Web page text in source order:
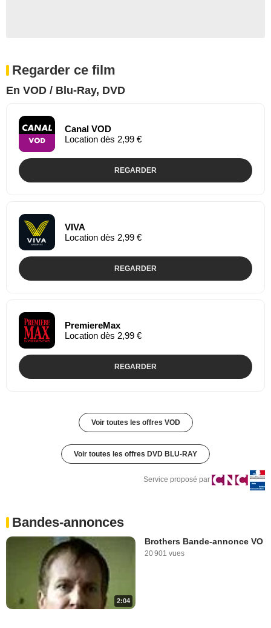
Regarder ce film
En VOD / Blu-Ray, DVD
Canal VOD
Location dès 2,99 €
REGARDER
VIVA
Location dès 2,99 €
REGARDER
PremiereMax
Location dès 2,99 €
REGARDER
Voir toutes les offres VOD
Voir toutes les offres DVD BLU-RAY
Service proposé par
Bandes-annonces
2:04
Brothers Bande-annonce VO
20 901 vues